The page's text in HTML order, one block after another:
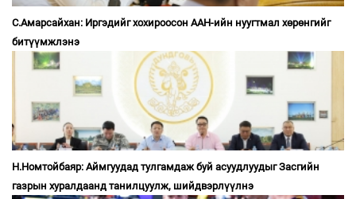
С.Амарсайхан: Иргэдийг хохироосон ААН-ийн нуугтмал хөрөнгийг
битүүмжлэнэ
Н.Номтойбаяр: Аймгуудад тулгамдаж буй асуудлуудыг Засгийн
газрын хуралдаанд танилцуулж, шийдвэрлүүлнэ